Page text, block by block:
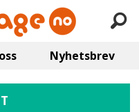
Nyhetsbrev